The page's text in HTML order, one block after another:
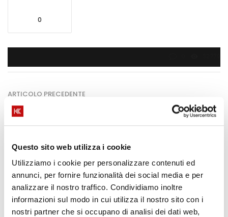
Questo sito web utilizza i cookie
Utilizziamo i cookie per personalizzare contenuti ed
annunci, per fornire funzionalità dei social media e per
analizzare il nostro traffico. Condividiamo inoltre
informazioni sul modo in cui utilizza il nostro sito con i
nostri partner che si occupano di analisi dei dati web,
0
ARTICOLO PRECEDENTE
Color of the Year 2025 “Mocha Mousse”:
consigli e idee dal mondo dell’interior design
Zone climatiche d’Italia e l’importanza della
scelta degli infissi